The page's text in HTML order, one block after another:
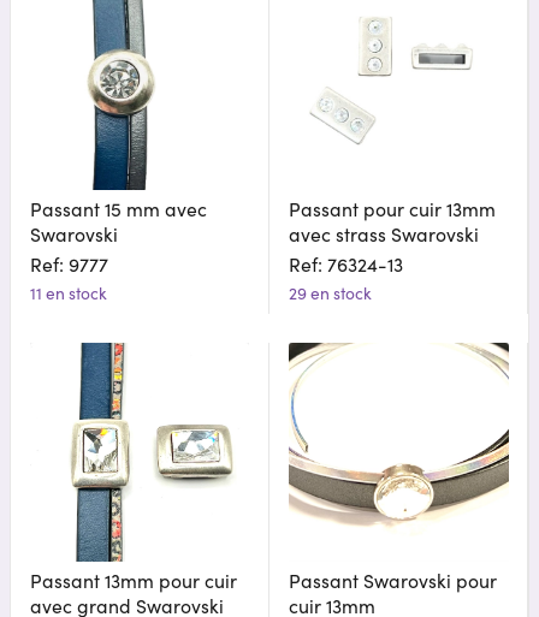
Passant 15 mm avec
Swarovski
Ref: 9777
11 en stock
Passant pour cuir 13mm
avec strass Swarovski
Ref: 76324-13
29 en stock
Passant 13mm pour cuir
avec grand Swarovski
Passant Swarovski pour
cuir 13mm